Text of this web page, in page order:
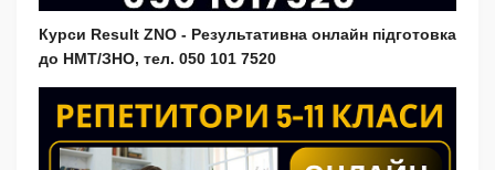
Курси Result ZNO - Результативна онлайн підготовка
до НМТ/ЗНО, тел. 050 101 7520